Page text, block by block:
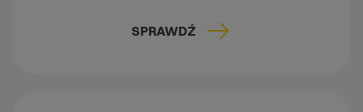
SPRAWDŹ